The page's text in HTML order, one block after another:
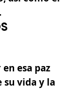
esa paz
su vida y la